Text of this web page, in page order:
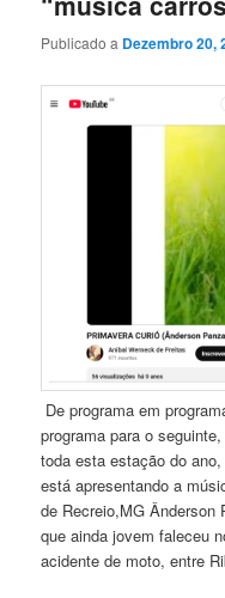
Publicado a Dezembro 20,
De programa em
programa para o
toda esta estação do
está apresentando a
de Recreio,MG Ânderson
que ainda jovem faleceu
acidente de moto, entre